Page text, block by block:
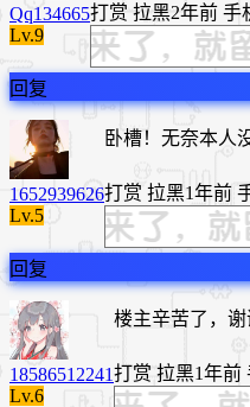
Qq134665
Lv.9
打赏 拉黑2年前 手
回复
1652939626
Lv.5
卧槽！无奈本人
打赏 拉黑1年前
回复
18586512241
Lv.6
楼主辛苦了，谢
打赏 拉黑1年前